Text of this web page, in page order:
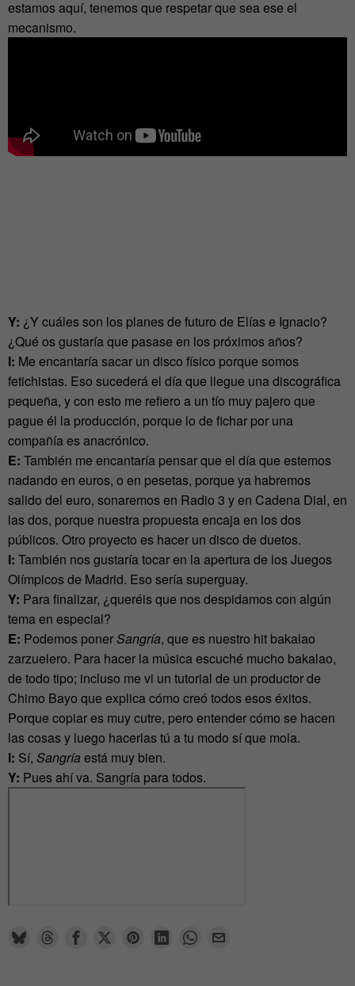
estamos aquí, tenemos que respetar que sea ese el
mecanismo.
Y: ¿Y cuáles son los planes de futuro de Elías e Ignacio?
¿Qué os gustaría que pasase en los próximos años?
I: Me encantaría sacar un disco físico porque somos
fetichistas. Eso sucederá el día que llegue una discográfica
pequeña, y con esto me refiero a un tío muy pajero que
pague él la producción, porque lo de fichar por una
compañía es anacrónico.
E: También me encantaría pensar que el día que estemos
nadando en euros, o en pesetas, porque ya habremos
salido del euro, sonaremos en Radio 3 y en Cadena Dial, en
las dos, porque nuestra propuesta encaja en los dos
públicos. Otro proyecto es hacer un disco de duetos.
I: También nos gustaría tocar en la apertura de los Juegos
Olímpicos de Madrid. Eso sería superguay.
Y: Para finalizar, ¿queréis que nos despidamos con algún
tema en especial?
E: Podemos ponerSangría, que es nuestro hit bakalao
zarzuelero. Para hacer la música escuché mucho bakalao,
de todo tipo; incluso me vi un tutorial de un productor de
Chimo Bayo que explica cómo creó todos esos éxitos.
Porque copiar es muy cutre, pero entender cómo se hacen
las cosas y luego hacerlas tú a tu modo sí que mola.
I: Sí, Sangría está muy bien.
Y: Pues ahí va. Sangría para todos.